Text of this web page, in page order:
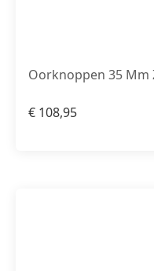
Oorknoppen 35 Mm
€ 108,95